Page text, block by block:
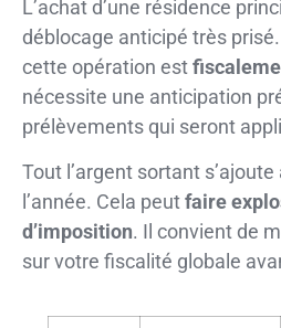
L’achat d’une résidence
déblocage anticipé très
cette opération est
nécessite une anticipation
prélèvements qui seront
Tout l’argent sortant
l’année. Cela peutfaire
d’imposition. Il convient de
sur votre fiscalité globale